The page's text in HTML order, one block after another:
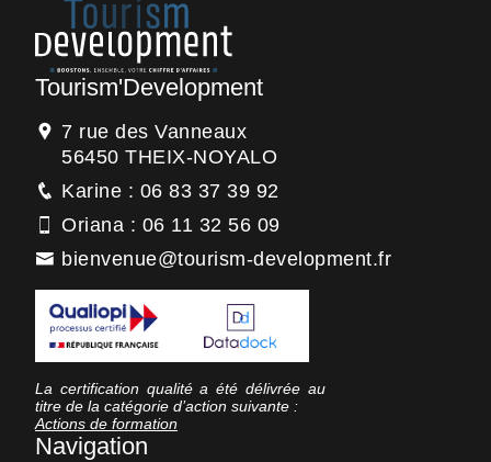
Tourism'Development
7 rue des Vanneaux
56450 THEIX-NOYALO
Karine : 06 83 37 39 92
Oriana : 06 11 32 56 09
bienvenue@tourism-development.fr
La certification qualité a été délivrée au
titre de la catégorie d’action suivante :
Actions de formation
Navigation